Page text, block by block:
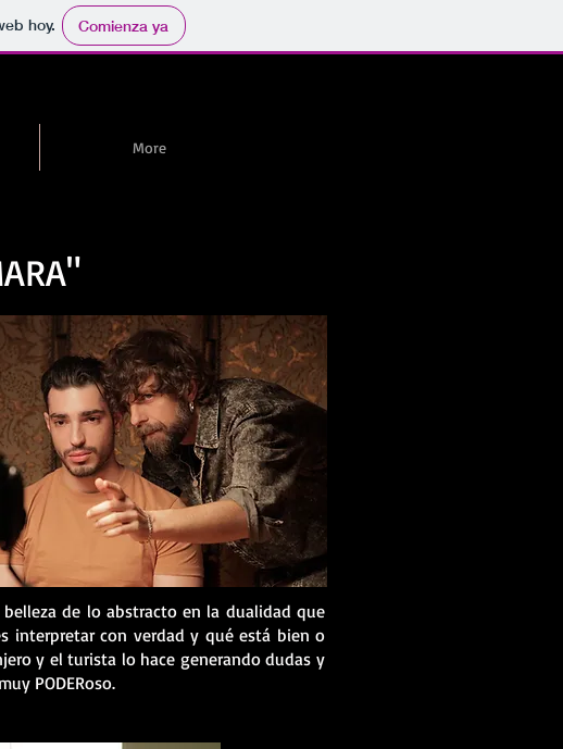
hoy. Comienza ya
More
de lo abstracto en la dualidad que
interpretar con verdad y qué está bien o
y el turista lo hace generando dudas y
PODERoso.